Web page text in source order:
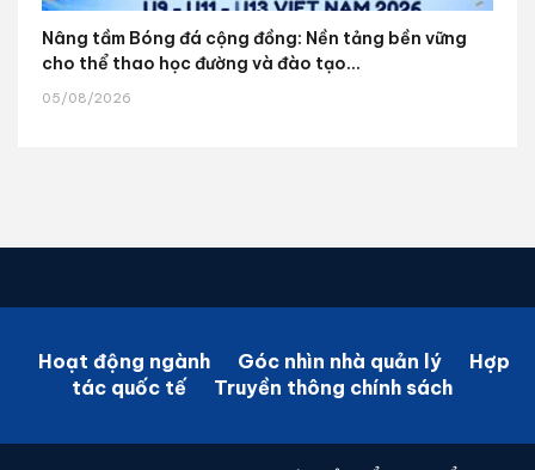
Nâng tầm Bóng đá cộng đồng: Nền tảng bền vững
cho thể thao học đường và đào tạo...
05/08/2026
Hoạt động ngành Góc nhìn nhà quản lý
Hợp
tác quốc tế
Truyền thông chính sách